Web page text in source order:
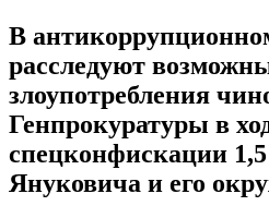
В
расследуют
злоупотребления
Генпрокуратуры в
спецконфискации
Януковича и его